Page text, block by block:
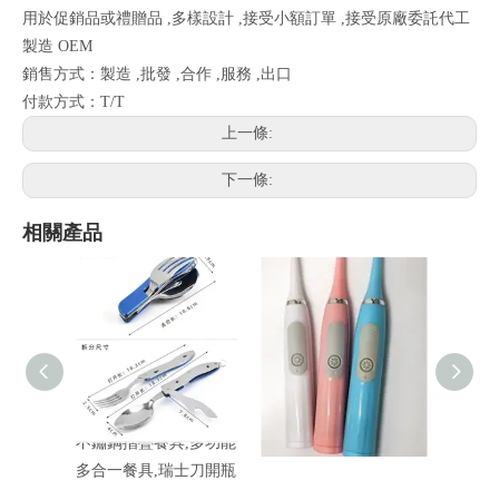
用於促銷品或禮贈品 ,多樣設計 ,接受小額訂單 ,接受原廠委託代工
製造 OEM
銷售方式：製造 ,批發 ,合作 ,服務 ,出口
付款方式：T/T
上一條:
下一條:
相關產品
不鏽鋼摺疊餐具,多功能
多合一餐具,瑞士刀開瓶
超聲波軟毛電動牙刷